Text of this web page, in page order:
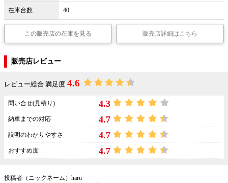
在庫台数 40
この販売店の在庫を見る 販売店詳細はこちら
販売店レビュー
レビュー総合 満足度 4.6
問い合せ(見積り) 4.3
納車までの対応 4.7
説明のわかりやすさ 4.7
おすすめ度 4.7
投稿者（ニックネーム）haru